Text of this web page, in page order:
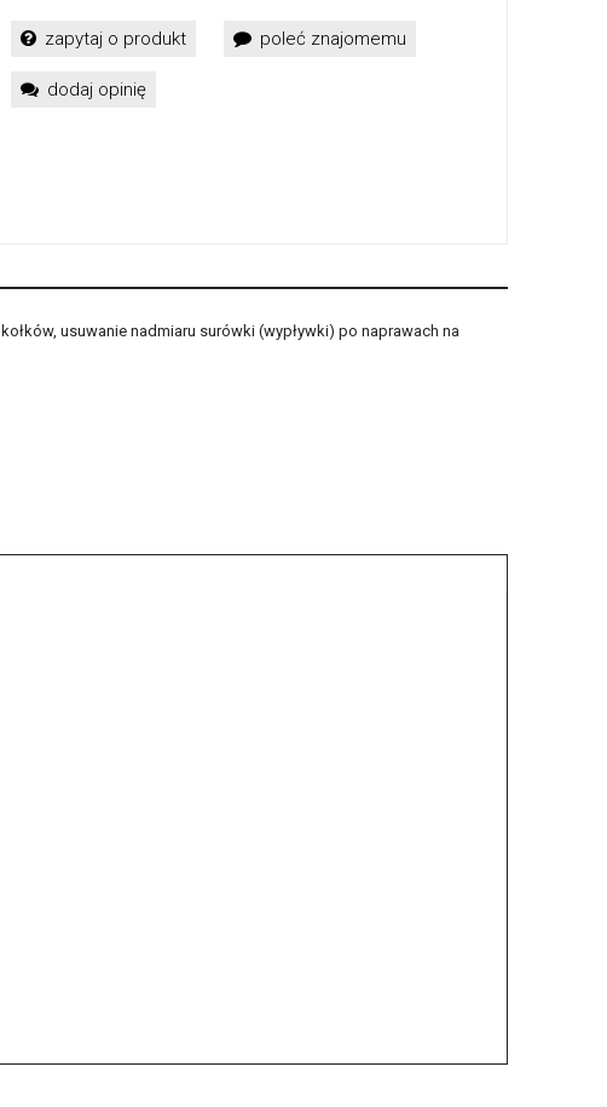
zapytaj o produkt poleć znajomemu
dodaj opinię
usuwanie nadmiaru surówki (wypływki) po naprawach na